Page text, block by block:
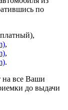
по
,
,
.
на все Ваши
до выдачи